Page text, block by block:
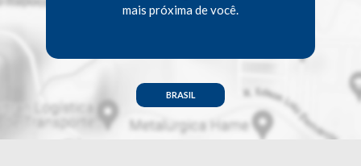
mais próxima de você.
BRASIL